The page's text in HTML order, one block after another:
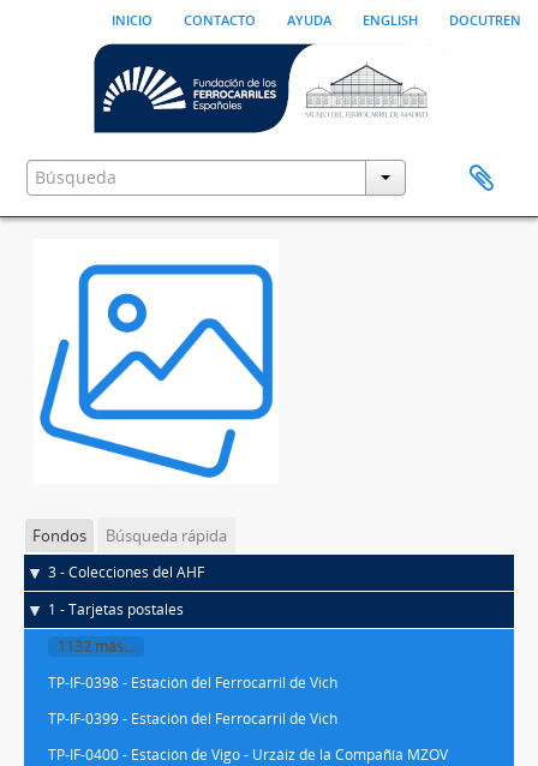
inicio contacto ayuda english docutren
Fondos Búsqueda rápida
3 - Colecciones del AHF
1 - Tarjetas postales
1132 más...
TP-IF-0398 - Estación del Ferrocarril de Vich
TP-IF-0399 - Estación del Ferrocarril de Vich
TP-IF-0400 - Estación de Vigo - Urzáiz de la Compañía MZOV